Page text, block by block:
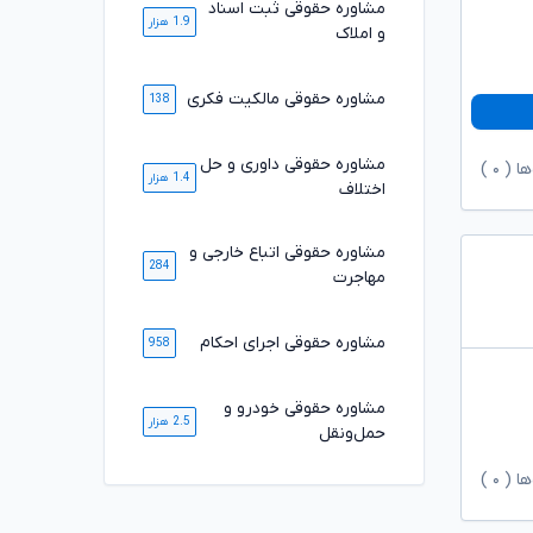
( ۰
( ۰
مشاوره حقوقی ثبت اسناد
و املاک
1.9 هزار
مشاوره حقوقی مالکیت فکری 138
مشاوره حقوقی داوری و حل
اختلاف
1.4 هزار
مشاوره حقوقی اتباع خارجی و
مهاجرت
284
مشاوره حقوقی اجرای احکام 958
مشاوره حقوقی خودرو و
حمل‌ونقل
2.5 هزار